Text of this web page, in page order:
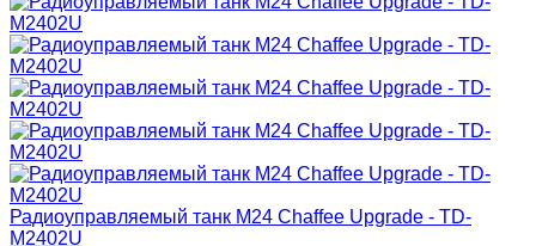
Радиоуправляемый танк M24 Chaffee Upgrade - TD-
M2402U